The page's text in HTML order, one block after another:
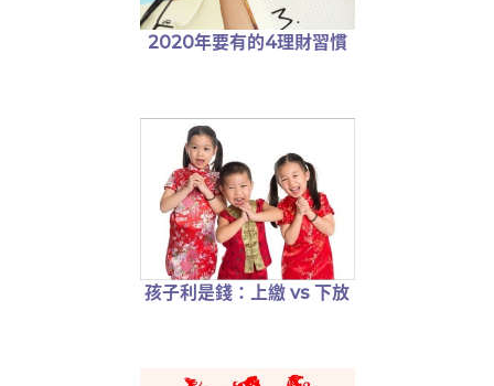
2020年要有的4理財習慣
孩子利是錢：上繳 vs 下放